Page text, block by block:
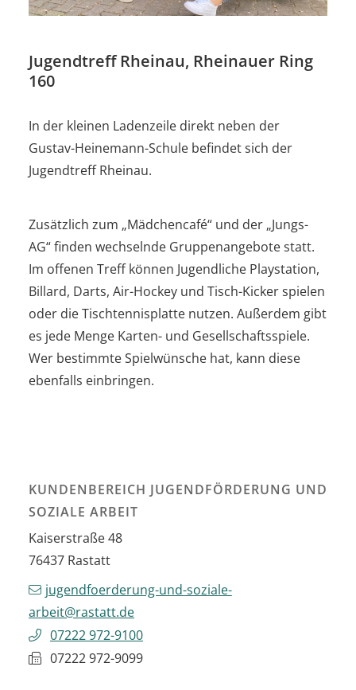
Jugendtreff Rheinau, Rheinauer Ring
160
In der kleinen Ladenzeile direkt neben der
Gustav-Heinemann-Schule befindet sich der
Jugendtreff Rheinau.
Zusätzlich zum „Mädchencafé“ und der „Jungs-
AG“ finden wechselnde Gruppenangebote statt.
Im offenen Treff können Jugendliche Playstation,
Billard, Darts, Air-Hockey und Tisch-Kicker spielen
oder die Tischtennisplatte nutzen. Außerdem gibt
es jede Menge Karten- und Gesellschaftsspiele.
Wer bestimmte Spielwünsche hat, kann diese
ebenfalls einbringen.
KUNDENBEREICH JUGENDFÖRDERUNG UND
SOZIALE ARBEIT
Kaiserstraße 48
76437 Rastatt
jugendfoerderung-und-soziale-
arbeit@rastatt.de
07222 972-9100
07222 972-9099